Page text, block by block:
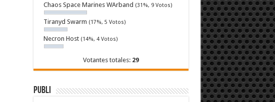
Chaos Space Marines WArband (31%, 9 Votos)
Tiranyd Swarm (17%, 5 Votos)
Necron Host (14%, 4 Votos)
Votantes totales: 29
Publi